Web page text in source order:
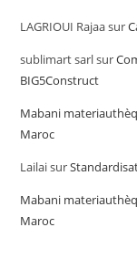
LAGRIOUI Rajaasur
sublimart sarlsur
BIG5Construct
Mabani
Maroc
Lailaisur
Mabani
Maroc